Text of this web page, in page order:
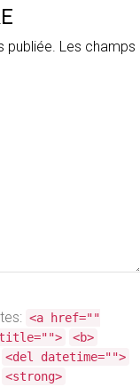
publiée. Les champs
<a href=""
title="">
<b>
<del datetime="">
<strong>